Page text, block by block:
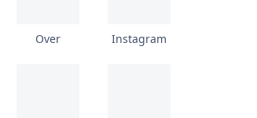
Over Instagram